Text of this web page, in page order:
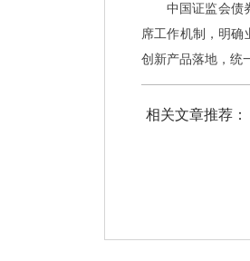
中国证监会债
席工作机制，明确
创新产品落地，统
相关文章推荐：